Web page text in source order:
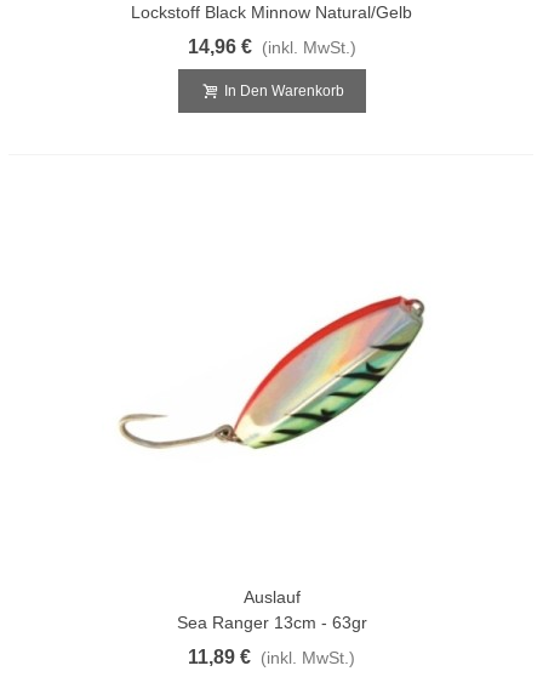
Lockstoff Black Minnow Natural/Gelb
14,96 € (inkl. MwSt.)
In Den Warenkorb
Auslauf
Sea Ranger 13cm - 63gr
11,89 € (inkl. MwSt.)